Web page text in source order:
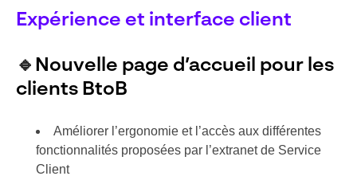
Expérience et interface client
🔹 Nouvelle page d’accueil pour les
clients BtoB
Améliorer l’ergonomie et l’accès aux différentes
fonctionnalités proposées par l’extranet de Service
Client​